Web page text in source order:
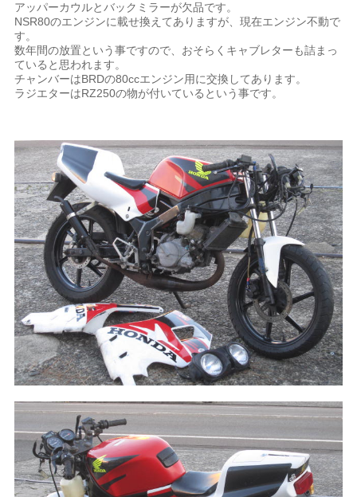
アッパーカウルとバックミラーが欠品です。
NSR80のエンジンに載せ換えてありますが、現在エンジン不動で
す。
数年間の放置という事ですので、おそらくキャブレターも詰まっ
ていると思われます。
チャンバーはBRDの80ccエンジン用に交換してあります。
ラジエターはRZ250の物が付いているという事です。